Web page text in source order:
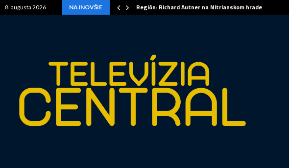
8. augusta 2026 NAJNOVŠIE Región: Richard Autner na Nitrianskom hrade